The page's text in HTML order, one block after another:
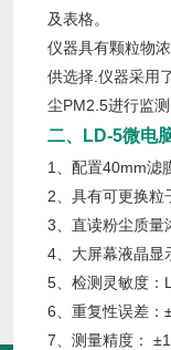
及表格。
仪器具有颗粒物
供选择.仪器采用
尘PM2.5进行监测
二、LD-5微电
1、配置40mm滤
2、具有可更换粒
3、直读粉尘质量
4、大屏幕液晶显
5、检测灵敏度：
6、重复性误差：
7、测量精度：